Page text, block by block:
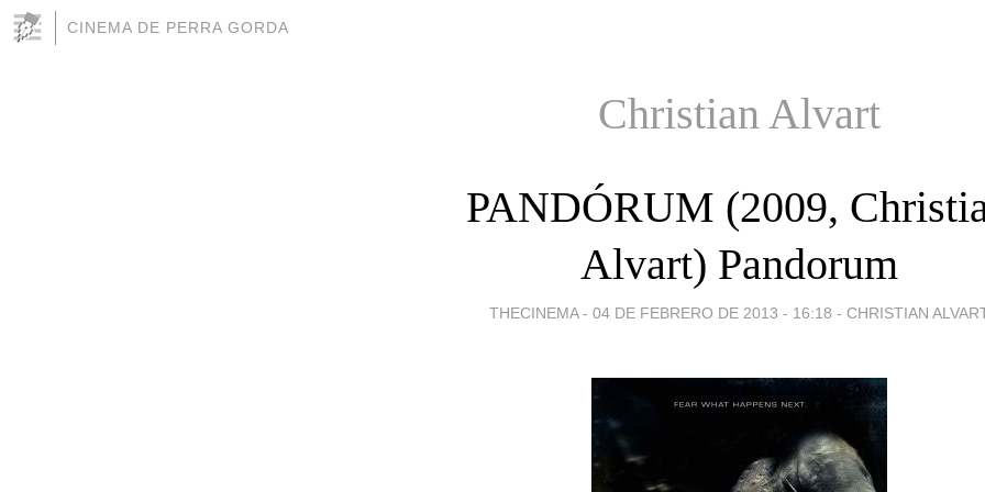
CINEMA DE PERRA GORDA
Christian Alvart
PANDÓRUM (2009,
Alvart) Pandorum
THECINEMA - 04 DE FEBRERO DE 2013 - 16:18 - CHRISTIAN